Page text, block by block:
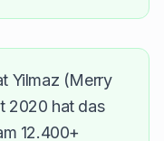
Yilmaz (Merry
2020 hat das
12.400+